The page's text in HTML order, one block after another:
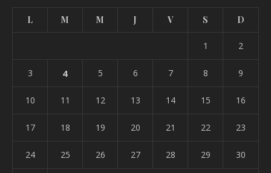
L M M J V S D
1 2
3 4 5 6 7 8 9
10 11 12 13 14 15 16
17 18 19 20 21 22 23
24 25 26 27 28 29 30